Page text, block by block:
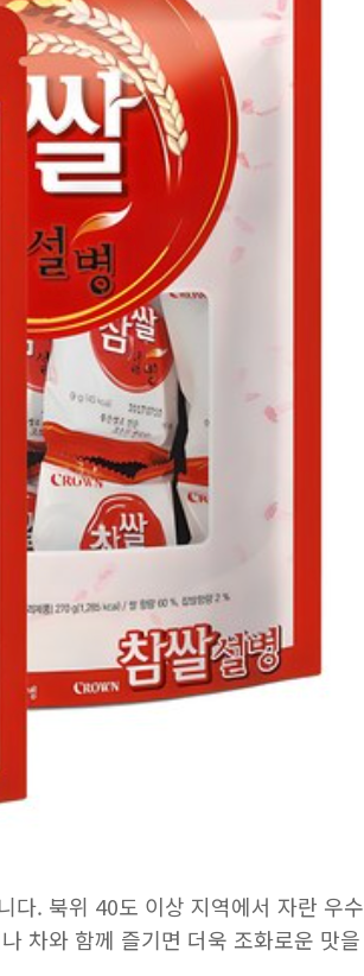
다. 북위 40도 이상 지역에서 자란 우수
차와 함께 즐기면 더욱 조화로운 맛을